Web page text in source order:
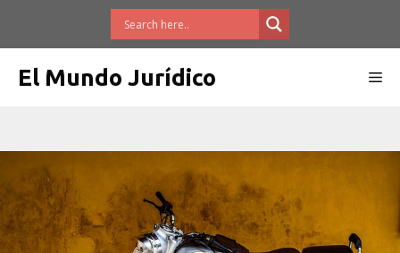
El Mundo Jurídico